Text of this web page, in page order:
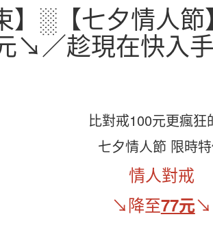
】░【七夕情人
↘／趁現在快入
比對戒100元更瘋狂
七夕情人節 限時
情人對戒
↘降至77元↘